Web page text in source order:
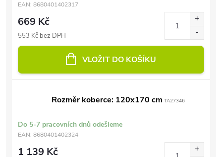
EAN: 8680401402317
669 Kč
553 Kč bez DPH
VLOŽIT DO KOŠÍKU
Rozměr koberce: 120x170 cm TA27346
Do 5-7 pracovních dnů odešleme
EAN: 8680401402324
1 139 Kč